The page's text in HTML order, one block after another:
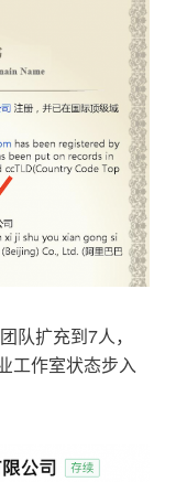
队扩充到7人，
工作室状态步入